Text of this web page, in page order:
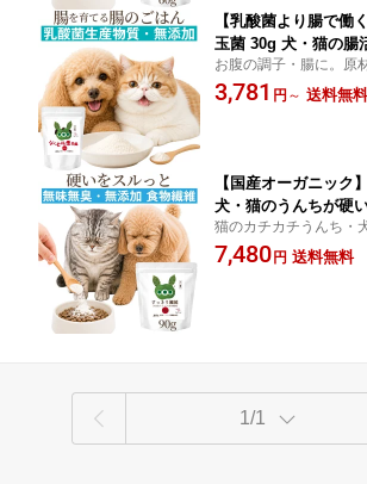
【乳酸菌より腸で働
玉菌 30g 犬・猫の腸
酸菌生産物質＋オリ
ファイバーの無添加
お腹の調子・腸に。原
質など3つだけ。ごはん
られる、乳酸菌より腸
3,781 円 ～ 送料無料
【国産オーガニック
犬・猫のうんちが硬
毛玉が気になる子に
る有機アカシアファ
猫のカチカチうんち・
る子に。原材料は有機
の完全無添加・勇気・
7,480 円 送料無料
1/1